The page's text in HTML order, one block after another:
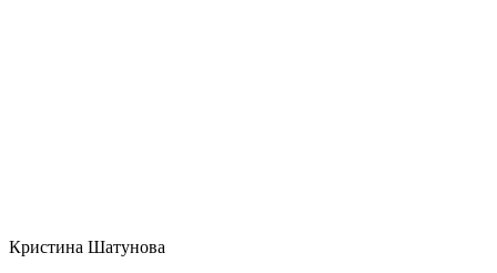
Кристина Шатунова